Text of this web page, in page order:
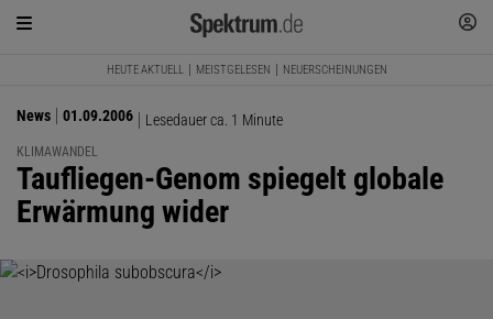
HEUTE AKTUELL MEISTGELESEN NEUERSCHEINUNGEN
News 01.09.2006 Lesedauer ca. 1 Minute
KLIMAWANDEL
:
Taufliegen-Genom spiegelt globale
Erwärmung wider